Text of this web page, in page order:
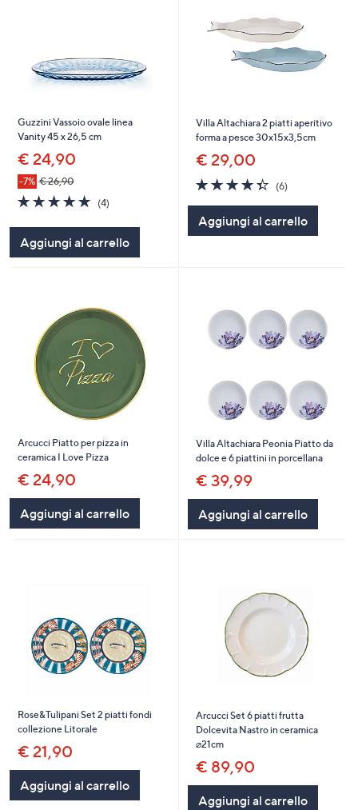
Guzzini Vassoio ovale linea
Vanity 45 x 26,5 cm
€ 24,90
-7% € 26,90
4.8
of
5
Stars
(4)4
Aggiungi al carrello
Villa Altachiara 2 piatti aperitivo
forma a pesce 30x15x3,5cm
€ 29,00
4.3
of
Stars
(6)6
Aggiungi al carrello
Arcucci Piatto per pizza in
ceramica I Love Pizza
€ 24,90
Aggiungi al carrello
Villa Altachiara Peonia Piatto da
dolce e 6 piattini in porcellana
€ 39,99
Aggiungi al carrello
Rose&Tulipani Set 2 piatti fondi
collezione Litorale
€ 21,90
Aggiungi al carrello
Arcucci Set 6 piatti frutta
Dolcevita Nastro in ceramica
⌀21cm
€ 89,90
Aggiungi al carrello